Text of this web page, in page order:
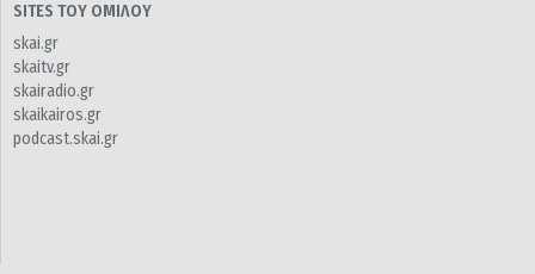
SITES ΤΟΥ ΟΜΙΛΟΥ
skai.gr
skaitv.gr
skairadio.gr
skaikairos.gr
podcast.skai.gr